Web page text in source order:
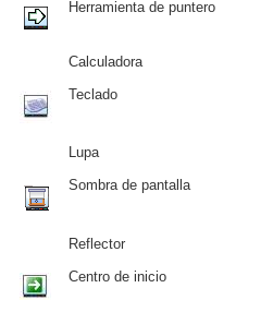
Herramienta de puntero
Calculadora
Teclado
Lupa
Sombra de pantalla
Reflector
Centro de inicio